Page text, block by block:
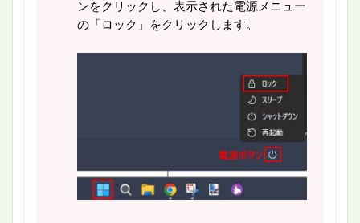
ンをクリックし、表示された電源メニュー
の「ロック」をクリックします。